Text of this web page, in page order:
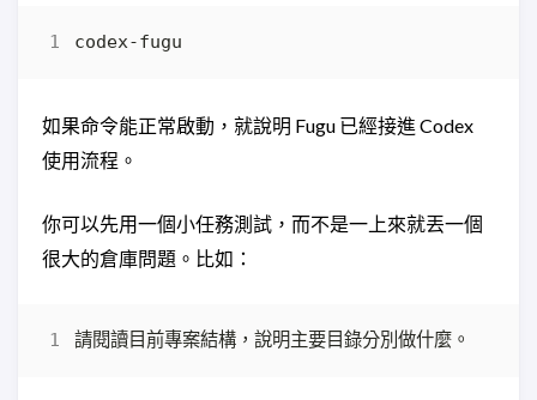
如果命令能正常啟動，就說明 Fugu 已經接進 Codex
使用流程。
你可以先用一個小任務測試，而不是一上來就丟一個
很大的倉庫問題。比如：